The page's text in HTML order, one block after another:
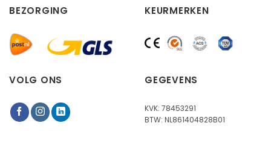
BEZORGING KEURMERKEN
VOLG ONS GEGEVENS
KVK: 78453291
BTW: NL861404828B01